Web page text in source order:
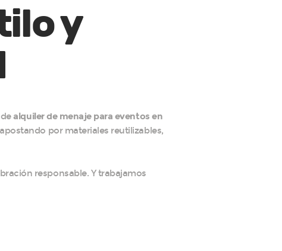
y
dealquiler de menaje para eventos en
por materiales reutilizables,
responsable. Y trabajamos